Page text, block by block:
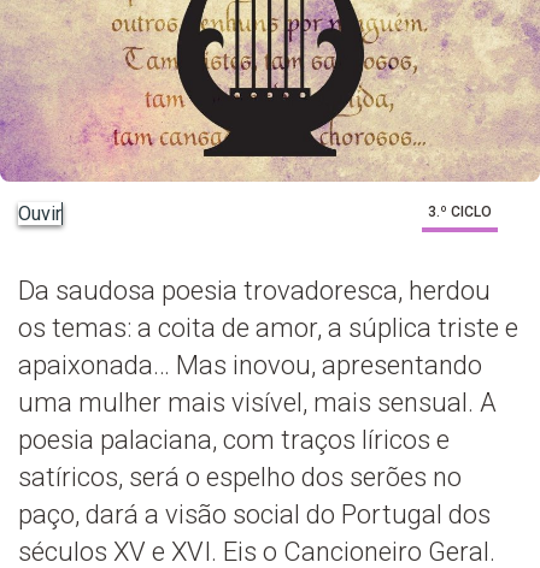
Ouvir 3.º CICLO
Da saudosa poesia trovadoresca, herdou
os temas: a coita de amor, a súplica triste e
apaixonada… Mas inovou, apresentando
uma mulher mais visível, mais sensual. A
poesia palaciana, com traços líricos e
satíricos, será o espelho dos serões no
paço, dará a visão social do Portugal dos
séculos XV e XVI. Eis o Cancioneiro Geral.